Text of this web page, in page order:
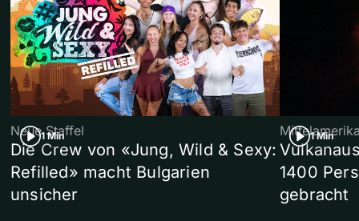
1 Min
Neue Staffel
Die Crew von «Jung, Wild & Sexy:
Refilled» macht Bulgarien
unsicher
1 Min
1400
gebracht